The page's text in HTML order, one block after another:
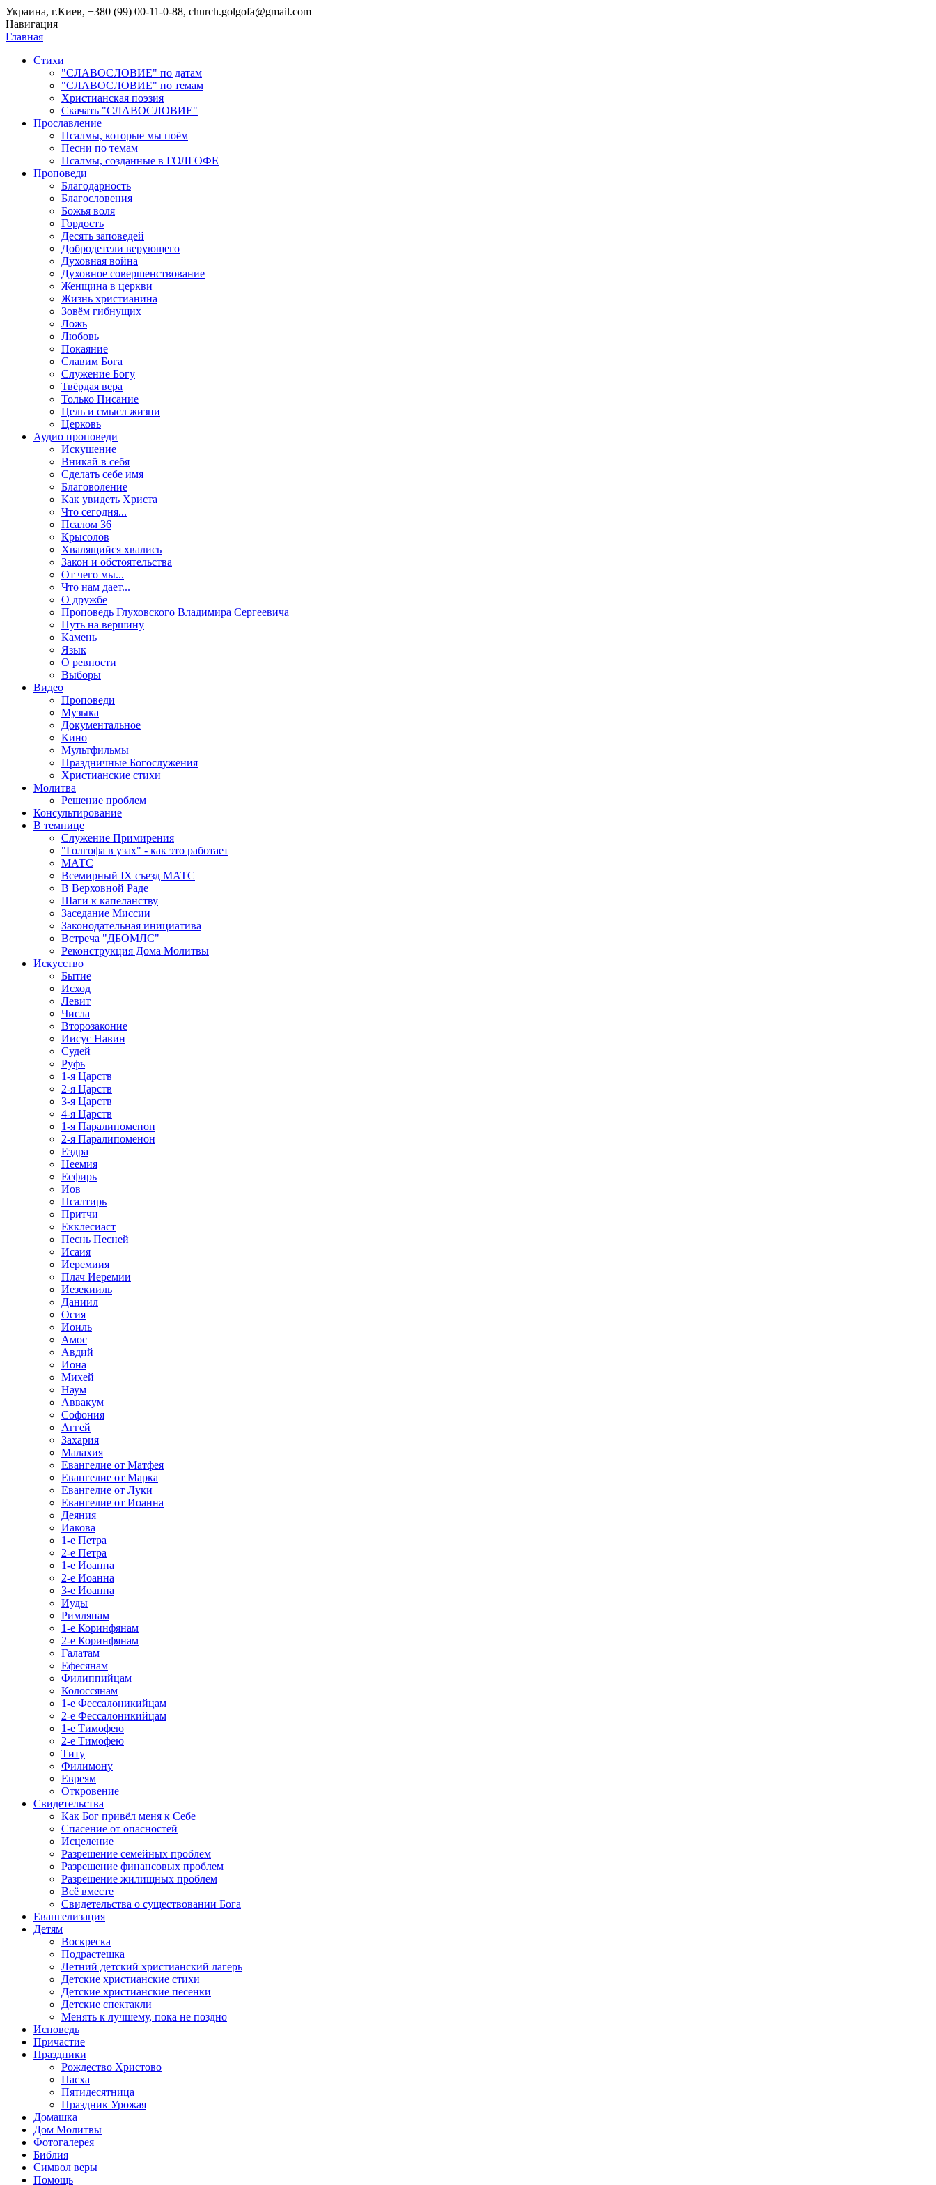
Украина, г.Киев, +380 (99) 00-11-0-88, church.golgofa@gmail.com
Навигация
Главная
Стихи
"СЛАВОСЛОВИЕ" по датам
"СЛАВОСЛОВИЕ" по темам
Христианская поэзия
Скачать "СЛАВОСЛОВИЕ"
Прославление
Псалмы, которые мы поём
Песни по темам
Псалмы, созданные в ГОЛГОФЕ
Проповеди
Благодарность
Благословения
Божья воля
Гордость
Десять заповедей
Добродетели верующего
Духовная война
Духовное совершенствование
Женщина в церкви
Жизнь христианина
Зовём гибнущих
Ложь
Любовь
Покаяние
Славим Бога
Служение Богу
Твёрдая вера
Только Писание
Цель и смысл жизни
Церковь
Аудио проповеди
Искушение
Вникай в себя
Сделать себе имя
Благоволение
Как увидеть Христа
Что сегодня...
Псалом 36
Крысолов
Хвалящийся хвались
Закон и обстоятельства
От чего мы...
Что нам дает...
О дружбе
Проповедь Глуховского Владимира Сергеевича
Путь на вершину
Камень
Язык
О ревности
Выборы
Видео
Проповеди
Музыка
Документальное
Кино
Мультфильмы
Праздничные Богослужения
Христианские стихи
Молитва
Решение проблем
Консультирование
В темнице
Служение Примирения
"Голгофа в узах" - как это работает
МАТС
Всемирный IX съезд МАТС
В Верховной Раде
Шаги к капеланству
Заседание Миссии
Законодательная инициатива
Встреча "ДБОМЛС"
Реконструкция Дома Молитвы
Искусство
Бытие
Исход
Левит
Числа
Второзаконие
Иисус Навин
Судей
Руфь
1-я Царств
2-я Царств
3-я Царств
4-я Царств
1-я Паралипоменон
2-я Паралипоменон
Ездра
Неемия
Есфирь
Иов
Псалтирь
Притчи
Екклесиаст
Песнь Песней
Исаия
Иеремиия
Плач Иеремии
Иезекииль
Даниил
Осия
Иоиль
Амос
Авдий
Иона
Михей
Наум
Аввакум
Софония
Аггей
Захария
Малахия
Евангелие от Матфея
Евангелие от Марка
Евангелие от Луки
Евангелие от Иоанна
Деяния
Иакова
1-е Петра
2-е Петра
1-е Иоанна
2-е Иоанна
3-е Иоанна
Иуды
Римлянам
1-е Коринфянам
2-е Коринфянам
Галатам
Ефесянам
Филиппийцам
Колоссянам
1-е Фессалоникийцам
2-е Фессалоникийцам
1-е Тимофею
2-е Тимофею
Титу
Филимону
Евреям
Откровение
Свидетельства
Как Бог привёл меня к Себе
Спасение от опасностей
Исцеление
Разрешение семейных проблем
Разрешение финансовых проблем
Разрешение жилищных проблем
Всё вместе
Свидетельства о существовании Бога
Евангелизация
Детям
Воскреска
Подрастешка
Летний детский христианский лагерь
Детские христианские стихи
Детские христианские песенки
Детские спектакли
Менять к лучшему, пока не поздно
Исповедь
Причастие
Праздники
Рождество Христово
Пасха
Пятидесятница
Праздник Урожая
Домашка
Дом Молитвы
Фотогалерея
Библия
Символ веры
Помощь